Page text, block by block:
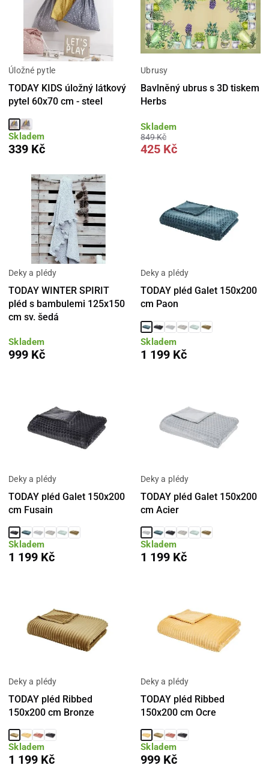
Úložné pytle
TODAY KIDS úložný látkový
pytel 60x70 cm - steel
Skladem
339 Kč
Ubrusy
Bavlněný ubrus s 3D tiskem
Herbs
Skladem
849 Kč
425 Kč
Deky a plédy
TODAY WINTER SPIRIT
pléd s bambulemi 125x150
cm sv. šedá
Skladem
999 Kč
Deky a plédy
TODAY pléd Galet 150x200
cm Paon
Skladem
1 199 Kč
Deky a plédy
TODAY pléd Galet 150x200
cm Fusain
Skladem
1 199 Kč
Deky a plédy
TODAY pléd Galet 150x200
cm Acier
Skladem
1 199 Kč
Deky a plédy
TODAY pléd Ribbed
150x200 cm Bronze
Skladem
1 199 Kč
Deky a plédy
TODAY pléd Ribbed
150x200 cm Ocre
Skladem
999 Kč